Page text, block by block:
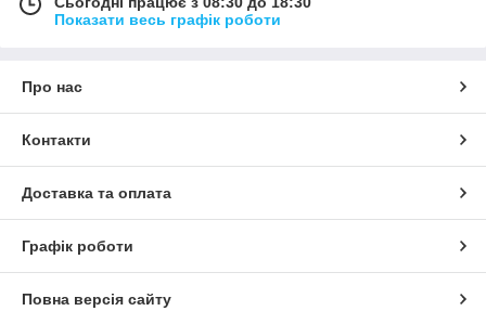
Показати весь графік роботи
Про нас
Контакти
Доставка та оплата
Графік роботи
Повна версія сайту